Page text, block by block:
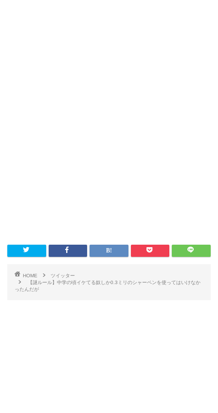
HOME
ツイッター
【謎ルール】中学の頃イケてる奴しか0.3ミリのシャーペンを使ってはいけなか
ったんだが